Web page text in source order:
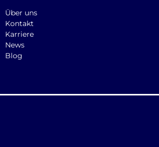
Über uns
Kontakt
Karriere
News
Blog